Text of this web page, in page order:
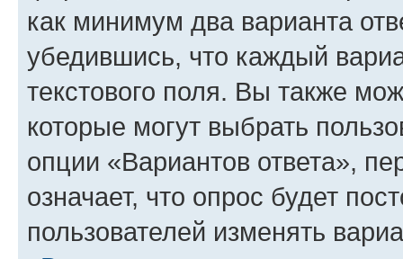
как минимум два варианта
убедившись, что каждый
текстового поля. Вы также
которые могут выбрать
опции «Вариантов ответа»,
означает, что опрос будет
пользователей изменять